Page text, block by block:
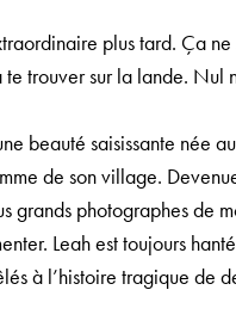
plus tard. Ça ne
te trouver sur la lande. Nul
beauté saisissante née
de son village.
grands photographes de
Leah est toujours
à l’histoire tragique de